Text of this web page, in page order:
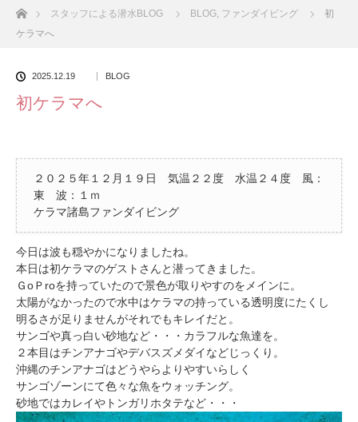
ホームスタッフによる潜水BLOG BLOG, ファンダイビング
初
ケラマへ
2025.12.19 BLOG
初ケラマへ
２０２５年１２月１９日 気温２２度 水温２４度 風：
東 波：１ｍ
ケラマ諸島ファンダイビング
今日は波も穏やかになりましたね。
本日は初ケラマのゲストさんと潜ってきました。
ＧoＰroを持っていたので景色が取りやすのをメインに。
太陽がなかったので水中はケラマの持っている透明度にたくし
明るさが足りませんがそれでもキレイだと。
サンゴや真っ白い砂地など・・・カラフルな魚達を。
２本目はチンアナゴやデバスズメダイなどじっくり。
沖縄のチンアナゴはどうやらよりやすいらしく
サンゴゾーンにて色々な魚をウォッチング。
砂地ではカレイやトンガリホタテなど・・・